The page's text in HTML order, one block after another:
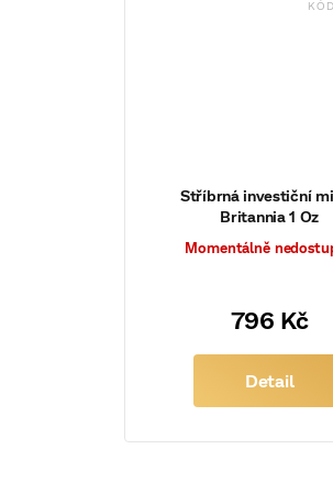
Stříbrná investiční
Britannia 1 Oz
Momentálně
796 Kč
Detail